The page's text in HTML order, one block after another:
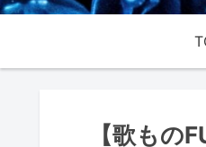
【歌もの